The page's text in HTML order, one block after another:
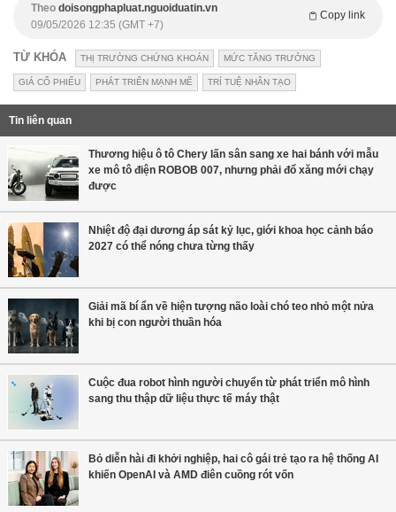
Theo doisongphapluat.nguoiduatin.vn
Copy link
09/05/2026 12:35 (GMT +7)
TỪ KHÓA THỊ TRƯỜNG CHỨNG KHOÁN MỨC TĂNG TRƯỞNG
GIÁ CỔ PHIẾU PHÁT TRIỂN MẠNH MẼ TRÍ TUỆ NHÂN TẠO
Tin liên quan
Thương hiệu ô tô Chery lấn sân sang xe hai bánh với mẫu
xe mô tô điện ROBOB 007, nhưng phải đổ xăng mới chạy
được
Nhiệt độ đại dương áp sát kỷ lục, giới khoa học cảnh báo
2027 có thể nóng chưa từng thấy
Giải mã bí ẩn về hiện tượng não loài chó teo nhỏ một nửa
khi bị con người thuần hóa
Cuộc đua robot hình người chuyển từ phát triển mô hình
sang thu thập dữ liệu thực tế máy thật
Bỏ diễn hài đi khởi nghiệp, hai cô gái trẻ tạo ra hệ thống AI
khiến OpenAI và AMD điên cuồng rót vốn